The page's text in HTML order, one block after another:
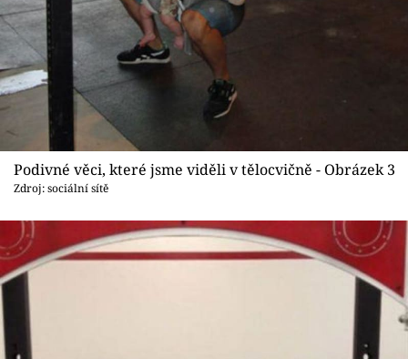
Podivné věci, které jsme viděli v tělocvičně - Obrázek 3
Zdroj: sociální sítě